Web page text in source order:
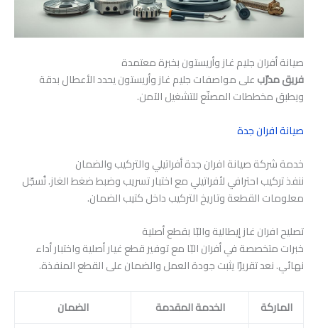
صيانة أفران جليم غاز وأريستون بخبرة معتمدة
فريق مدرّبعلى مواصفات جليم غاز وأريستون يحدد الأعطال بدقة
ويطبق مخططات المصنّع للتشغيل الآمن.
صيانة افران جدة
خدمة شركة صيانة افران جدة أفراتيلي والتركيب والضمان
ننفذ تركيب احترافي لأفراتيلي مع اختبار تسريب وضبط ضغط الغاز. تُسجّل
معلومات القطعة وتاريخ التركيب داخل كتيب الضمان.
تصليح افران غاز إيطالية والبّا بقطع أصلية
خبرات متخصصة في أفران البّا مع توفير قطع غيار أصلية واختبار أداء
نهائي. نعد تقريرًا يثبت جودة العمل والضمان على القطع المنفذة.
الماركة الخدمة المقدمة الضمان